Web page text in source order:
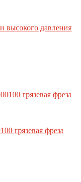
высокого давления
грязевая фреза